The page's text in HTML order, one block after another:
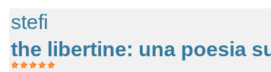
stefi
the libertine: una poesia